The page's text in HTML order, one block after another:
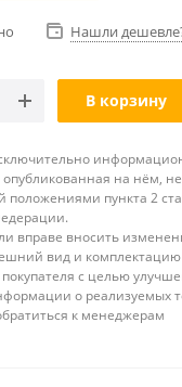
Нашли
В корзину
на нём,
положениями пункта 2
вправе вносить
вид и комплектацию
с целью
о реализуемых
к менеджерам